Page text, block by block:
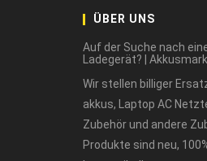
ÜBER UNS
Auf der Suche nach
Ladegerät? |
Wir stellen billiger
akkus, Laptop AC
Zubehör und andere
Produkte sind neu,